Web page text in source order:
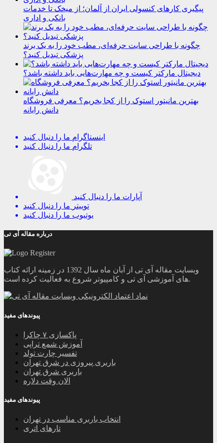
پیگیری کارهای کنسولی ایران از آلمان؛ از میخک تا خدمات
بانکی و اداری
چگونه با طراحی سایت حرفه‌ای، مطب خود را به یک برند
پزشکی تبدیل کنید؟
دیجیتال مارکتر کیست و چه مهارت‌هایی باید داشته باشد؟
بهترین مانیتور استوک را از کجا بخریم؟ معرفی فروشگاه
دانش رایانه
اینستاگرام ما را دنبال کنید
تلگرام ما را دنبال کنید
آپارات ما را دنبال کنید
توییتر ما را دنبال کنید
یوتیوب ما را دنبال کنید
درباره مقاله آی تی
وبسایت مقاله آی تی از آبان ماه سال 1392 در زمینه ارائه کتاب
های آموزشی آی تی و کامپیوتر شروع به فعالیت کرده است.
پیوندهای مفید
پاکسازی ۷ چاکرا
آموزش شمع تراپی
تفسیر چارت تولد
باربری پیروزی در شرق تهران
باربری شرق تهران
الان وقت دلاره
پیوندهای مفید
انتخاب باربری مناسب در تهران
تارهای اتری